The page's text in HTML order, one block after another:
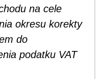
na cele
okresu korekty
do
podatku VAT